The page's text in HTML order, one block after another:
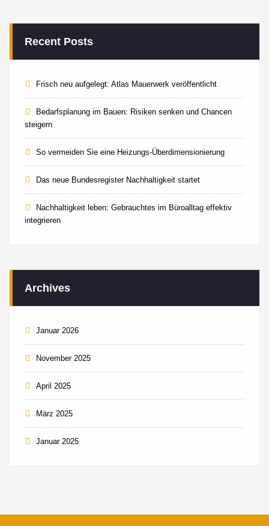
Recent Posts
Frisch neu aufgelegt: Atlas Mauerwerk veröffentlicht
Bedarfsplanung im Bauen: Risiken senken und Chancen
steigern
So vermeiden Sie eine Heizungs-Überdimensionierung
Das neue Bundesregister Nachhaltigkeit startet
Nachhaltigkeit leben: Gebrauchtes im Büroalltag effektiv
integrieren
Archives
Januar 2026
November 2025
April 2025
März 2025
Januar 2025